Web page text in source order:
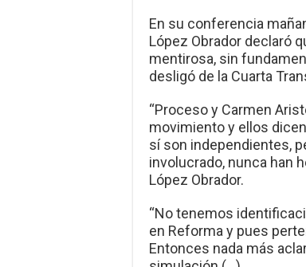
En su conferencia
López Obrador declaró
mentirosa, sin
desligó de la Cuarta
“Proceso y Carmen
movimiento y ellos
sí son independientes,
involucrado, nunca han
López Obrador.
“No tenemos
en Reforma y pues
Entonces nada más